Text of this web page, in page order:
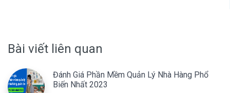
Bài viết liên quan
Đánh Giá Phần Mềm Quản Lý Nhà Hàng Phổ
Biến Nhất 2023